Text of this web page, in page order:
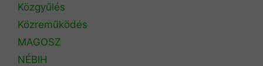
Közgyűlés
Közreműködés
MAGOSZ
NÉBIH